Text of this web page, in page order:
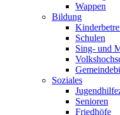
Wappen
Bildung
Schulen
Sing- und
Soziales
Senioren
Friedhöfe